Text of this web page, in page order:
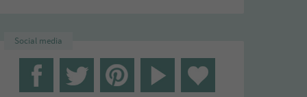
Social media